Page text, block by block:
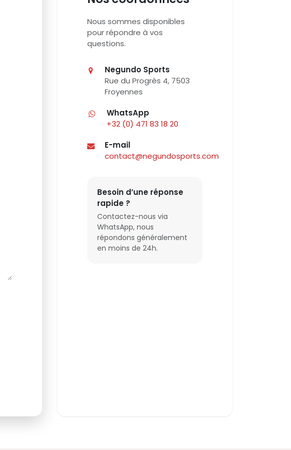
Nous sommes disponibles
pour répondre à vos
questions.
Negundo Sports
Rue du Progrès 4, 7503
Froyennes
WhatsApp
+32 (0) 471 83 18 20
E-mail
contact@negundosports.com
Besoin d’une réponse
rapide ?
Contactez-nous via
WhatsApp, nous
répondons généralement
en moins de 24h.